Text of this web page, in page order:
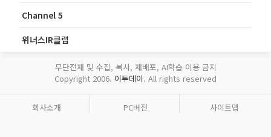
Channel 5
위너스IR클럽
무단전재 및 수집, 복사, 재배포, AI학습 이용 금지
Copyright 2006. 이투데이. All rights reserved
회사소개 PC버전 사이트맵